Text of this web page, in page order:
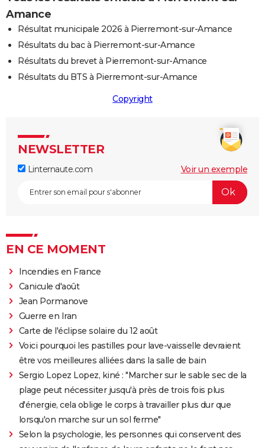
Amance
Résultat municipale 2026 à Pierremont-sur-Amance
Résultats du bac à Pierremont-sur-Amance
Résultats du brevet à Pierremont-sur-Amance
Résultats du BTS à Pierremont-sur-Amance
Copyright
NEWSLETTER
Linternaute.com Voir un exemple
EN CE MOMENT
Incendies en France
Canicule d'août
Jean Pormanove
Guerre en Iran
Carte de l'éclipse solaire du 12 août
Voici pourquoi les pastilles pour lave-vaisselle devraient
être vos meilleures alliées dans la salle de bain
Sergio Lopez Lopez, kiné : "Marcher sur le sable sec de la
plage peut nécessiter jusqu'à près de trois fois plus
d'énergie, cela oblige le corps à travailler plus dur que
lorsqu'on marche sur un sol ferme"
Selon la psychologie, les personnes qui conservent des